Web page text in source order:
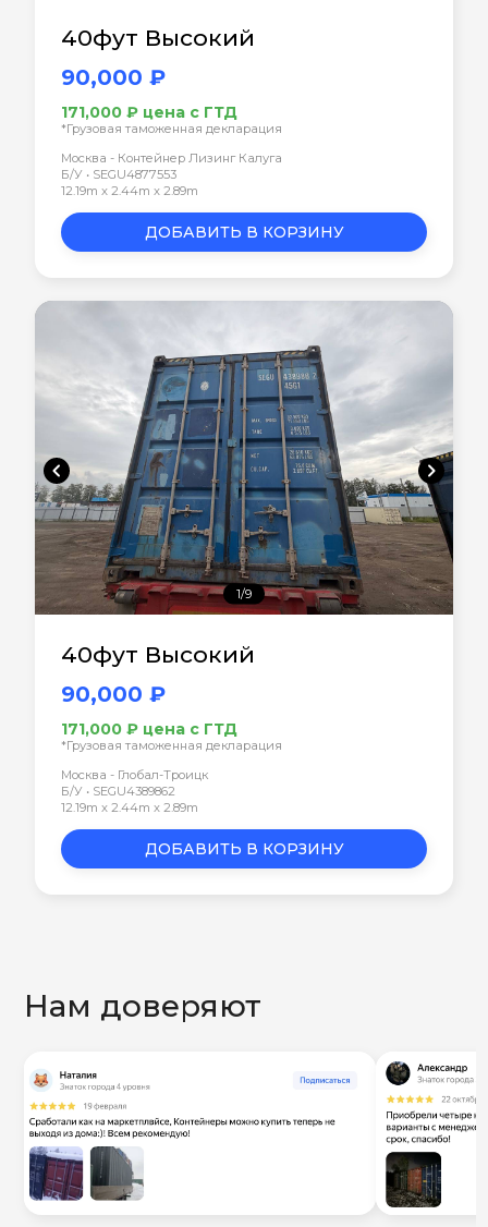
40фут Высокий
90,000 ₽
171,000 ₽ цена с ГТД
*Грузовая таможенная декларация
Москва - Контейнер Лизинг Калуга
Б/У • SEGU4877553
12.19m x 2.44m x 2.89m
ДОБАВИТЬ В КОРЗИНУ
chevron_left chevron_right
1/9
40фут Высокий
90,000 ₽
171,000 ₽ цена с ГТД
*Грузовая таможенная декларация
Москва - Глобал-Троицк
Б/У • SEGU4389862
12.19m x 2.44m x 2.89m
ДОБАВИТЬ В КОРЗИНУ
Нам доверяют